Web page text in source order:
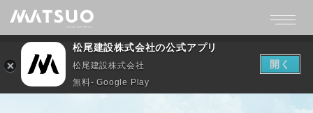
松尾建設株式会社の公式アプリ
松尾建設株式会社
無料- Google Play
開く